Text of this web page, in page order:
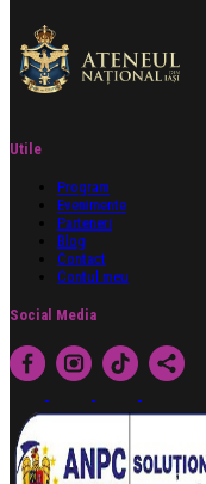
Utile
Program
Evenimente
Parteneri
Blog
Contact
Contul meu
Social Media